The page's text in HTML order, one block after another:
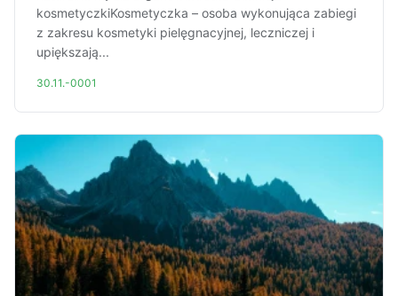
kosmetyczkiKosmetyczka – osoba wykonująca zabiegi
z zakresu kosmetyki pielęgnacyjnej, leczniczej i
upiększają...
30.11.-0001